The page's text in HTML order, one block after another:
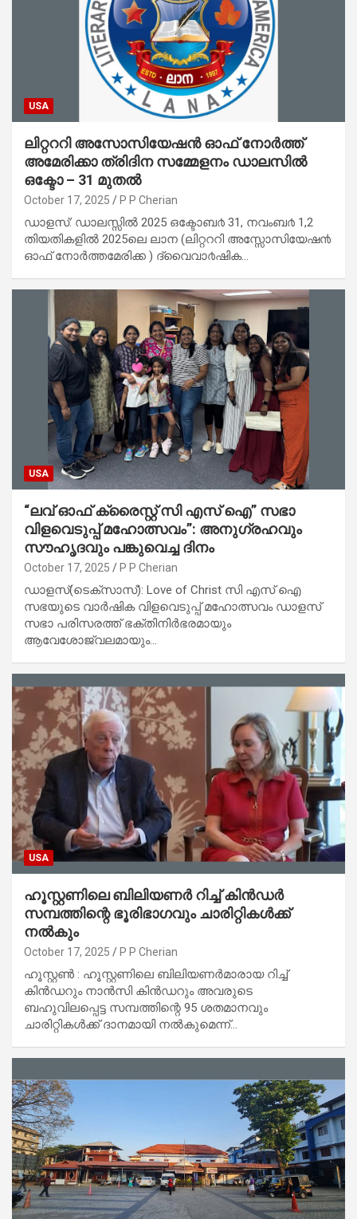
USA
ലിറ്റററി അസോസിയേഷൻ ഓഫ് നോർത്ത്
അമേരിക്കാ ത്രിദിന സമ്മേളനം ഡാലസിൽ
ഒക്ടോ – 31 മുതൽ
October 17, 2025 P P Cherian
ഡാളസ്: ഡാലസ്സിൽ 2025 ഒക്ടോബ൪ 31, നവംബ൪ 1,2
തിയതികളിൽ 2025ലെ ലാന (ലിറ്റററി അസ്സോസിയേഷ൯
ഓഫ് നോർത്തമേരിക്ക ) ദ്വൈവാ൪ഷിക…
USA
“ലവ് ഓഫ് ക്രൈസ്റ്റ് സി എസ് ഐ” സഭാ
വിളവെടുപ്പ് മഹോത്സവം”: അനുഗ്രഹവും
സൗഹൃദവും പങ്കുവെച്ച ദിനം
October 17, 2025 P P Cherian
ഡാളസ്(ടെക്സാസ്): Love of Christ സി എസ് ഐ
സഭയുടെ വാർഷിക വിളവെടുപ്പ് മഹോത്സവം ഡാളസ്
സഭാ പരിസരത്ത് ഭക്തിനിർഭരമായും
ആവേശോജ്വലമായും…
USA
ഹൂസ്റ്റണിലെ ബിലിയണർ റിച്ച് കിൻഡർ
സമ്പത്തിന്റെ ഭൂരിഭാഗവും ചാരിറ്റികൾക്ക്
നൽകും
October 17, 2025 P P Cherian
ഹൂസ്റ്റൺ : ഹൂസ്റ്റണിലെ ബിലിയണർമാരായ റിച്ച്
കിൻഡറും നാൻസി കിൻഡറും അവരുടെ
ബഹുവിലപ്പെട്ട സമ്പത്തിന്റെ 95 ശതമാനവും
ചാരിറ്റികൾക്ക് ദാനമായി നൽകുമെന്ന്…